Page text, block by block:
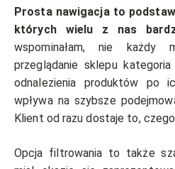
Prosta nawigacja to
których wielu z nas
wspominałam, nie
przeglądanie sklepu
odnalezienia produktów po
wpływa na szybsze
Klient od razu dostaje to, czego
Opcja filtrowania to także